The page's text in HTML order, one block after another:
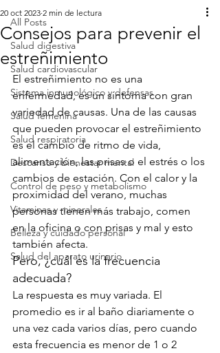
All Posts
Salud digestiva
Salud cardiovascular
Sistema inmunológico y defensas
Salud femenina
Salud respiratoria
Descanso y bienestar mental
Control de peso y metabolismo
Vitaminas y minerales
Belleza y cuidado personal
Salud del aparato urinario
Consejos para prevenir el
estreñimiento
20 oct 2023 2 min de lectura
El estreñimiento no es una
enfermedad, es un síntoma con gran
variedad de causas. Una de las causas
que pueden provocar el estreñimiento
es el cambio de ritmo de vida,
alimentación, las prisas o el estrés o los
cambios de estación. Con el calor y la
proximidad del verano, muchas
personas tienen más trabajo, comen
en la oficina o con prisas y mal y esto
también afecta.
Pero, ¿cuál es la frecuencia
adecuada?
La respuesta es muy variada. El
promedio es ir al baño diariamente o
una vez cada varios días, pero cuando
esta frecuencia es menor de 1 o 2